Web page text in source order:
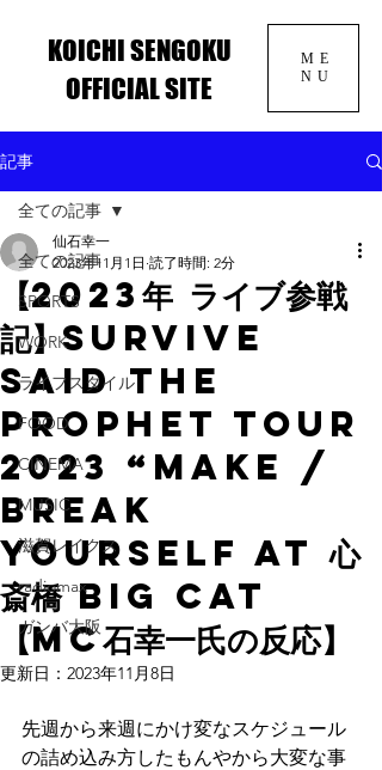
ME
NU
KOICHI SENGOKU
OFFICIAL SITE
記事
全ての記事
SPORTS
WORK
ライフスタイル
FOOD
CINEMA
MUSIC
滋賀レイクス
radiomax
ガンバ大阪
全ての記事
【2023年 ライブ参戦
記】Survive
Said The
Prophet TOUR
2023 “MAKE /
BREAK
YOURSELF at 心
斎橋 BIG CAT
【MC石幸一氏の反応】
仙石幸一
2023年11月1日 読了時間: 2分
更新日： 2023年11月8日
先週から来週にかけ変なスケジュール
の詰め込み方したもんやから大変な事